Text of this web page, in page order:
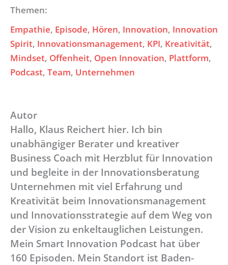
Themen:
Empathie, Episode, Hören, Innovation, Innovation
Spirit, Innovationsmanagement, KPI, Kreativität
Mindset, Offenheit, Open Innovation, Plattform
Podcast, Team, Unternehmen
Autor
Hallo, Klaus Reichert hier. Ich bin
unabhängiger Berater und kreativer
Business Coach mit Herzblut für Innovation
und begleite in der Innovationsberatung
Unternehmen mit viel Erfahrung und
Kreativität beim Innovationsmanagement
und Innovationsstrategie auf dem Weg von
der Vision zu enkeltauglichen Leistungen.
Mein Smart Innovation Podcast hat über
160 Episoden. Mein Standort ist Baden-